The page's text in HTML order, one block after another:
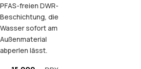
PFAS-freien DWR-
Beschichtung, die
Wasser sofort am
Außenmaterial
abperlen lässt.